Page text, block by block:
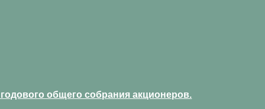
общего собрания акционеров.